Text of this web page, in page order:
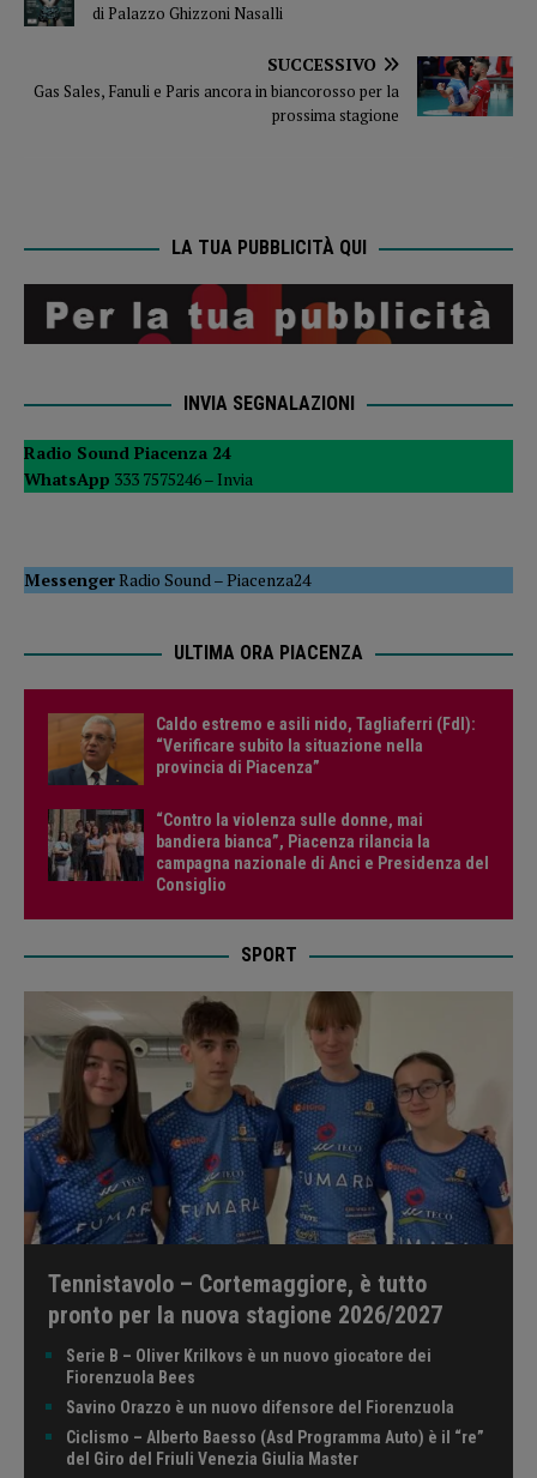
di Palazzo Ghizzoni Nasalli
SUCCESSIVO
Gas Sales, Fanuli e Paris ancora in biancorosso per la
prossima stagione
LA TUA PUBBLICITÀ QUI
INVIA SEGNALAZIONI
Radio Sound Piacenza 24
WhatsApp 333 7575246 – Invia
MessengerRadio Sound–Piacenza24
ULTIMA ORA PIACENZA
Caldo estremo e asili nido, Tagliaferri (FdI):
“Verificare subito la situazione nella
provincia di Piacenza”
“Contro la violenza sulle donne, mai
bandiera bianca”, Piacenza rilancia la
campagna nazionale di Anci e Presidenza del
Consiglio
SPORT
Tennistavolo – Cortemaggiore, è tutto
pronto per la nuova stagione 2026/2027
Serie B – Oliver Krilkovs è un nuovo giocatore dei
Fiorenzuola Bees
Savino Orazzo è un nuovo difensore del Fiorenzuola
Ciclismo – Alberto Baesso (Asd Programma Auto) è il “re”
del Giro del Friuli Venezia Giulia Master